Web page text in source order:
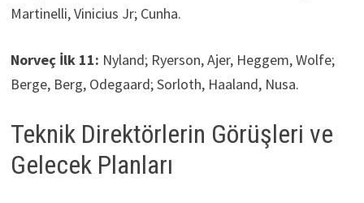
Martinelli, Vinicius Jr; Cunha.
Norveç İlk 11: Nyland; Ryerson, Ajer, Heggem, Wolfe;
Berge, Berg, Odegaard; Sorloth, Haaland, Nusa.
Teknik Direktörlerin Görüşleri ve
Gelecek Planları